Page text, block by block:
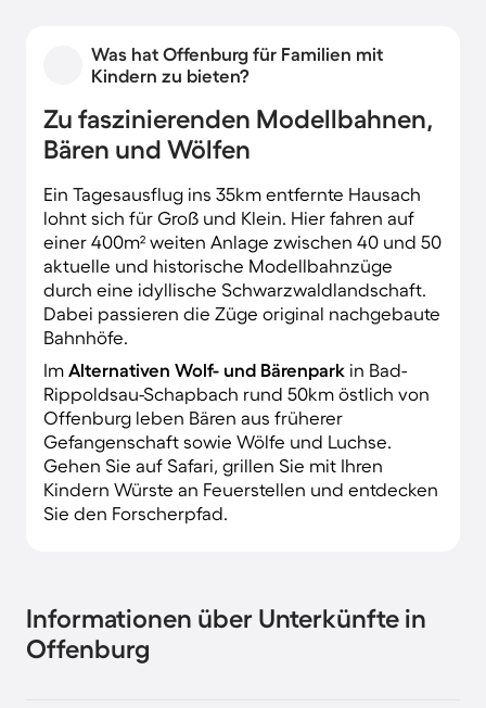
Was hat Offenburg für Familien mit
Kindern zu bieten?
Zu faszinierenden Modellbahnen,
Bären und Wölfen
Ein Tagesausflug ins 35km entfernte Hausach
lohnt sich für Groß und Klein. Hier fahren auf
einer 400m² weiten Anlage zwischen 40 und 50
aktuelle und historische Modellbahnzüge
durch eine idyllische Schwarzwaldlandschaft.
Dabei passieren die Züge original nachgebaute
Bahnhöfe.
Im Alternativen Wolf- und Bärenpark in Bad-
Rippoldsau-Schapbach rund 50km östlich von
Offenburg leben Bären aus früherer
Gefangenschaft sowie Wölfe und Luchse.
Gehen Sie auf Safari, grillen Sie mit Ihren
Kindern Würste an Feuerstellen und entdecken
Sie den Forscherpfad.
Informationen über Unterkünfte in
Offenburg